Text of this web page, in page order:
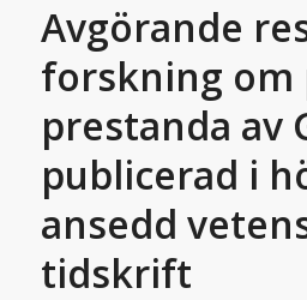
Avgörande
forskning
prestanda av
publicerad i
ansedd
tidskrift